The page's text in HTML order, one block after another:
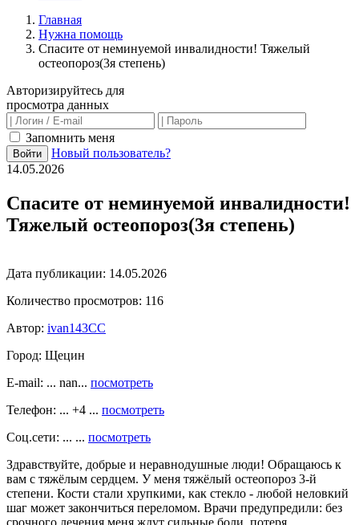
Главная
Нужна помощь
Спасите от неминуемой инвалидности! Тяжелый
остеопороз(3я степень)
Авторизируйтесь для
просмотра данных
Запомнить меня
Войти
Новый пользователь?
14.05.2026
Спасите от неминуемой инвалидности!
Тяжелый остеопороз(3я степень)
Дата публикации: 14.05.2026
Количество просмотров: 116
Автор: ivan143CC
Город: Щецин
E-mail: ... nan... посмотреть
Телефон: ... +4 ... посмотреть
Соц.сети: ... ... посмотреть
Здравствуйте, добрые и неравнодушные люди! Обращаюсь к
вам с тяжёлым сердцем. У меня тяжёлый остеопороз 3-й
степени. Кости стали хрупкими, как стекло - любой неловкий
шаг может закончиться переломом. Врачи предупредили: без
срочного лечения меня ждут сильные боли, потеря